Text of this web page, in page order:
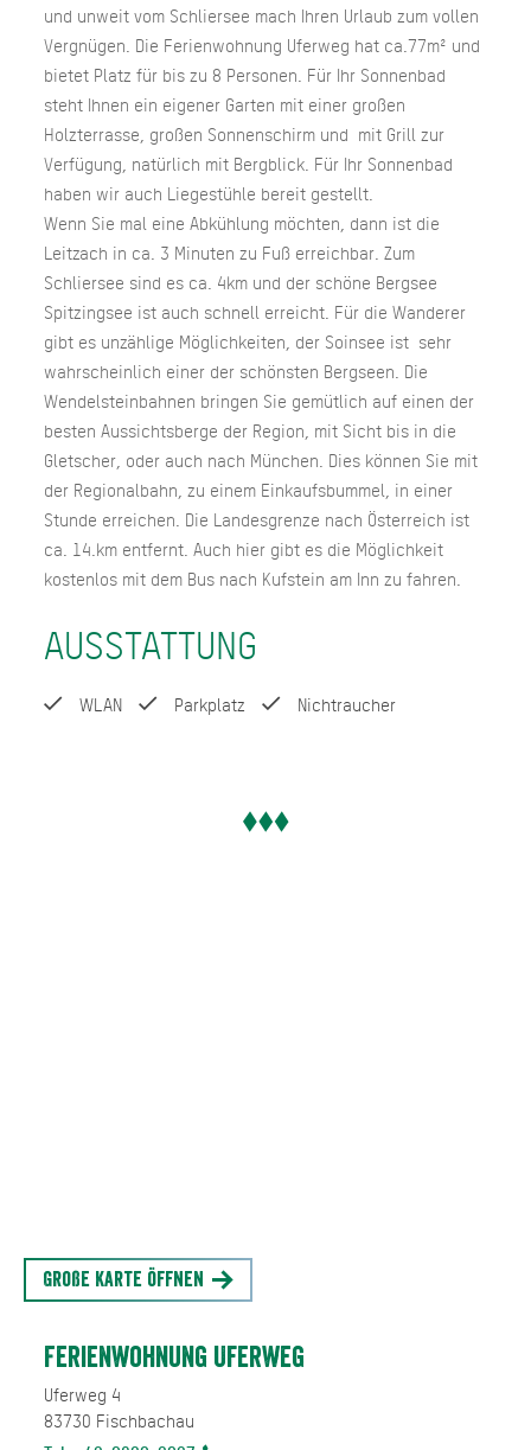
und unweit vom Schliersee mach Ihren Urlaub zum vollen
Vergnügen. Die Ferienwohnung Uferweg hat ca.77m² und
bietet Platz für bis zu 8 Personen. Für Ihr Sonnenbad
steht Ihnen ein eigener Garten mit einer großen
Holzterrasse, großen Sonnenschirm und mit Grill zur
Verfügung, natürlich mit Bergblick. Für Ihr Sonnenbad
haben wir auch Liegestühle bereit gestellt.
Wenn Sie mal eine Abkühlung möchten, dann ist die
Leitzach in ca. 3 Minuten zu Fuß erreichbar. Zum
Schliersee sind es ca. 4km und der schöne Bergsee
Spitzingsee ist auch schnell erreicht. Für die Wanderer
gibt es unzählige Möglichkeiten, der Soinsee ist sehr
wahrscheinlich einer der schönsten Bergseen. Die
Wendelsteinbahnen bringen Sie gemütlich auf einen der
besten Aussichtsberge der Region, mit Sicht bis in die
Gletscher, oder auch nach München. Dies können Sie mit
der Regionalbahn, zu einem Einkaufsbummel, in einer
Stunde erreichen. Die Landesgrenze nach Österreich ist
ca. 14.km entfernt. Auch hier gibt es die Möglichkeit
kostenlos mit dem Bus nach Kufstein am Inn zu fahren.
AUSSTATTUNG
WLAN Parkplatz Nichtraucher
Große Karte öffnen
Ferienwohnung Uferweg
Uferweg 4
83730 Fischbachau